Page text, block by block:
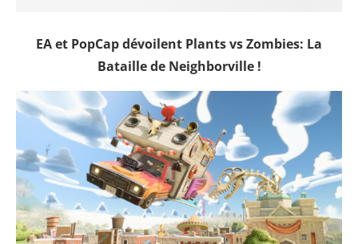
EA et PopCap dévoilent Plants vs Zombies: La
Bataille de Neighborville !